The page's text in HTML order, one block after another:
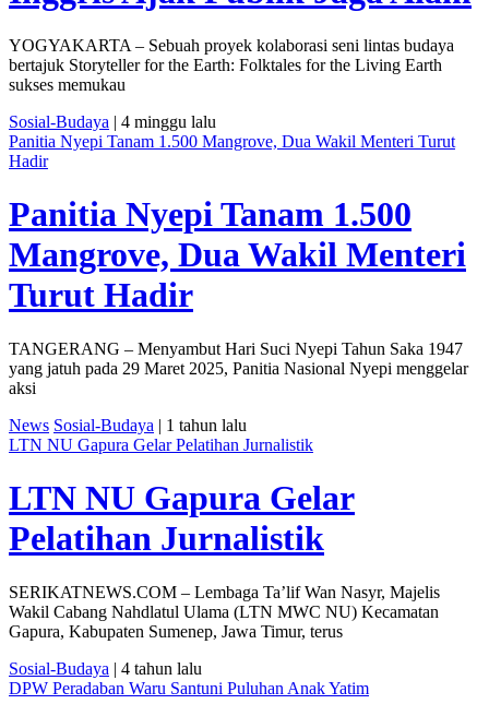
YOGYAKARTA – Sebuah proyek kolaborasi seni lintas budaya
bertajuk Storyteller for the Earth: Folktales for the Living Earth
sukses memukau
Sosial-Budaya | 4 minggu lalu
Panitia Nyepi Tanam 1.500 Mangrove, Dua Wakil Menteri Turut
Hadir
Panitia Nyepi Tanam 1.500
Mangrove, Dua Wakil Menteri
Turut Hadir
TANGERANG – Menyambut Hari Suci Nyepi Tahun Saka 1947
yang jatuh pada 29 Maret 2025, Panitia Nasional Nyepi menggelar
aksi
News Sosial-Budaya | 1 tahun lalu
LTN NU Gapura Gelar Pelatihan Jurnalistik
LTN NU Gapura Gelar
Pelatihan Jurnalistik
SERIKATNEWS.COM – Lembaga Ta’lif Wan Nasyr, Majelis
Wakil Cabang Nahdlatul Ulama (LTN MWC NU) Kecamatan
Gapura, Kabupaten Sumenep, Jawa Timur, terus
Sosial-Budaya | 4 tahun lalu
DPW Peradaban Waru Santuni Puluhan Anak Yatim